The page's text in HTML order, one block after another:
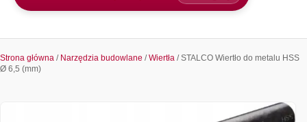
Strona główna / Narzędzia budowlane /Wiertła / STALCO Wiertło do metalu HSS
Ø 6,5 (mm)